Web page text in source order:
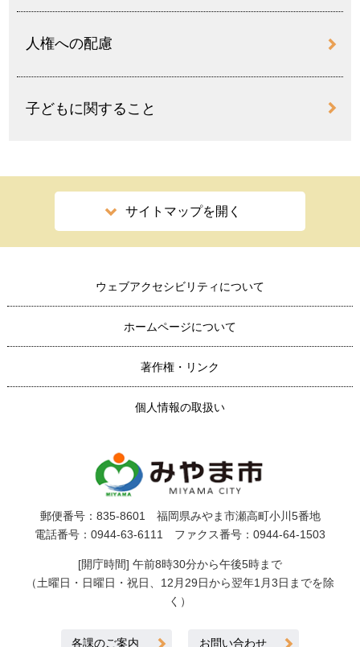
人権への配慮
子どもに関すること
サイトマップを開く
ウェブアクセシビリティについて
ホームページについて
著作権・リンク
個人情報の取扱い
郵便番号：835-8601 福岡県みやま市瀬高町小川5番地
電話番号：0944-63-6111 ファクス番号：0944-64-1503
[開庁時間] 午前8時30分から午後5時まで
（土曜日・日曜日・祝日、12月29日から翌年1月3日までを除
く）
各課のご案内 お問い合わせ